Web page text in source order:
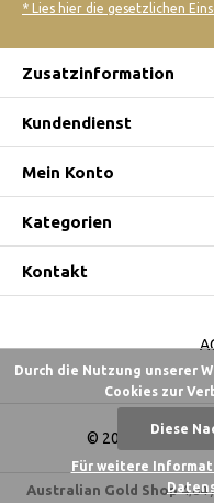
* Lies hier die gesetzlichen
Zusatzinformation
Kundendienst
Mein Konto
Kategorien
Kontakt
© 2026 -
Australian Gold Shop 4,84
Durch die Nutzung unserer
Cookies zur
Diese
Für weitere